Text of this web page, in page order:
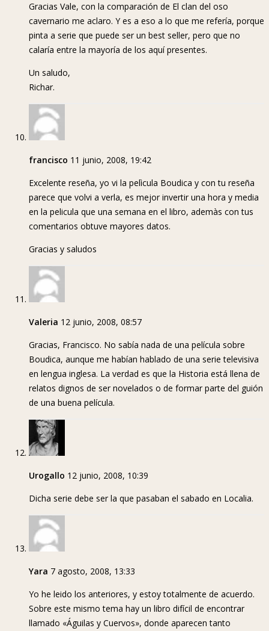
Gracias Vale, con la comparación de El clan del oso
cavernario me aclaro. Y es a eso a lo que me refería, porque
pinta a serie que puede ser un best seller, pero que no
calaría entre la mayoría de los aquí presentes.
Un saludo,
Richar.
francisco 11 junio, 2008, 19:42
Excelente reseña, yo vi la pelìcula Boudica y con tu reseña
parece que volvi a verla, es mejor invertir una hora y media
en la pelicula que una semana en el libro, ademàs con tus
comentarios obtuve mayores datos.
Gracias y saludos
Valeria 12 junio, 2008, 08:57
Gracias, Francisco. No sabía nada de una película sobre
Boudica, aunque me habían hablado de una serie televisiva
en lengua inglesa. La verdad es que la Historia está llena de
relatos dignos de ser novelados o de formar parte del guión
de una buena película.
Urogallo 12 junio, 2008, 10:39
Dicha serie debe ser la que pasaban el sabado en Localia.
Yara 7 agosto, 2008, 13:33
Yo he leido los anteriores, y estoy totalmente de acuerdo.
Sobre este mismo tema hay un libro difícil de encontrar
llamado «Águilas y Cuervos», donde aparecen tanto